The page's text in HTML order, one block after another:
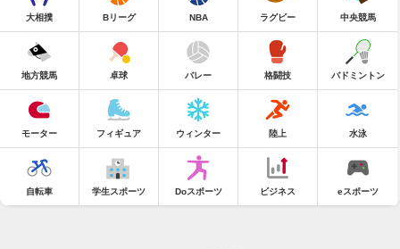
大相撲 Bリーグ NBA ラグビー 中央競馬
地方競馬 卓球 バレー 格闘技 バドミントン
モーター フィギュア ウィンター 陸上 水泳
自転車 学生スポーツ Doスポーツ ビジネス eスポーツ